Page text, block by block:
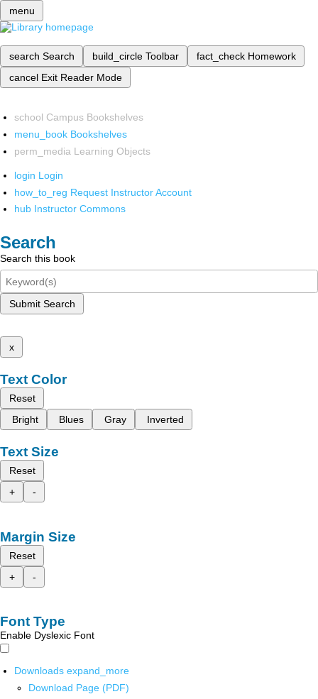
menu
search Search build_circle Toolbar fact_check Homework
cancel Exit Reader Mode
school Campus Bookshelves
menu_book Bookshelves
perm_media Learning Objects
login Login
how_to_reg Request Instructor Account
hub Instructor Commons
Search
Search this book
Submit Search
x
Text Color
Reset
Bright
Blues Gray Inverted
Text Size
Reset
+
-
Margin Size
Reset
+
-
Font Type
Enable Dyslexic Font
Downloads expand_more
Download Page (PDF)